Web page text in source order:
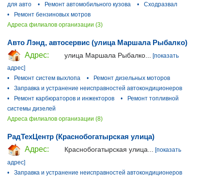
для авто
• Ремонт автомобильного кузова •
Сходразвал
•
Ремонт бензиновых мотров
Адреса филиалов организации (3)
Авто Лэнд, автосервис (улица Маршала Рыбалко)
Адрес:
улица Маршала Рыбалко...
[показать
адрес]
•
Ремонт систем выхлопа •
Ремонт дизельных моторов
•
Заправка и устранение неисправностей автокондиционеров
•
Ремонт карбюраторов и инжекторов •
Ремонт топливной
системы дизелей
Адреса филиалов организации (8)
РадТехЦентр (Краснобогатырская улица)
Адрес:
Краснобогатырская улица... [показать
адрес]
•
Заправка и устранение неисправностей автокондиционеров